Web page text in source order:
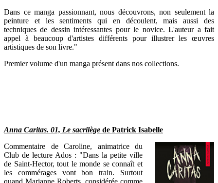
Dans ce manga passionnant, nous découvrons, non seulement la
peinture et les sentiments qui en découlent, mais aussi des
techniques de dessin intéressantes pour le novice. L'auteur a fait
appel à beaucoup d'artistes différents pour illustrer les œuvres
artistiques de son livre."
Premier volume d'un manga présent dans nos collections.
Anna Caritas. 01, Le sacrilège de Patrick Isabelle
Commentaire de Caroline, animatrice du
Club de lecture Ados : "Dans la petite ville
de Saint-Hector, tout le monde se connaît et
les commérages vont bon train. Surtout
quand Marianne Roberts, considérée comme